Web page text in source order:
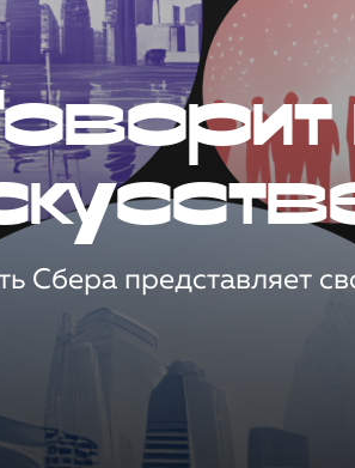
Сбера представляет